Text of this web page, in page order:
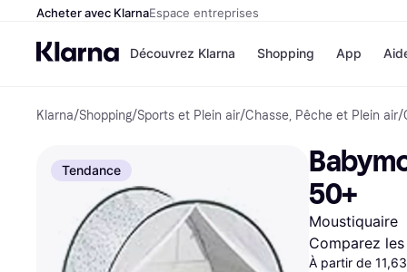
Acheter avec KlarnaEspace entreprises
Découvrez Klarna
Options de
paiement
Payer maintenant
Paiement en 3 fois
Paiement à 30 jours
Klarna sur Apple Pay
Shopping
Magasins
Airbnb
Temu
App
Klarna/Shopping/Sports et Plein air/Chasse, Pêche et Plein air/
Tendance
50+
Moustiquaire
Comparez
À partir de